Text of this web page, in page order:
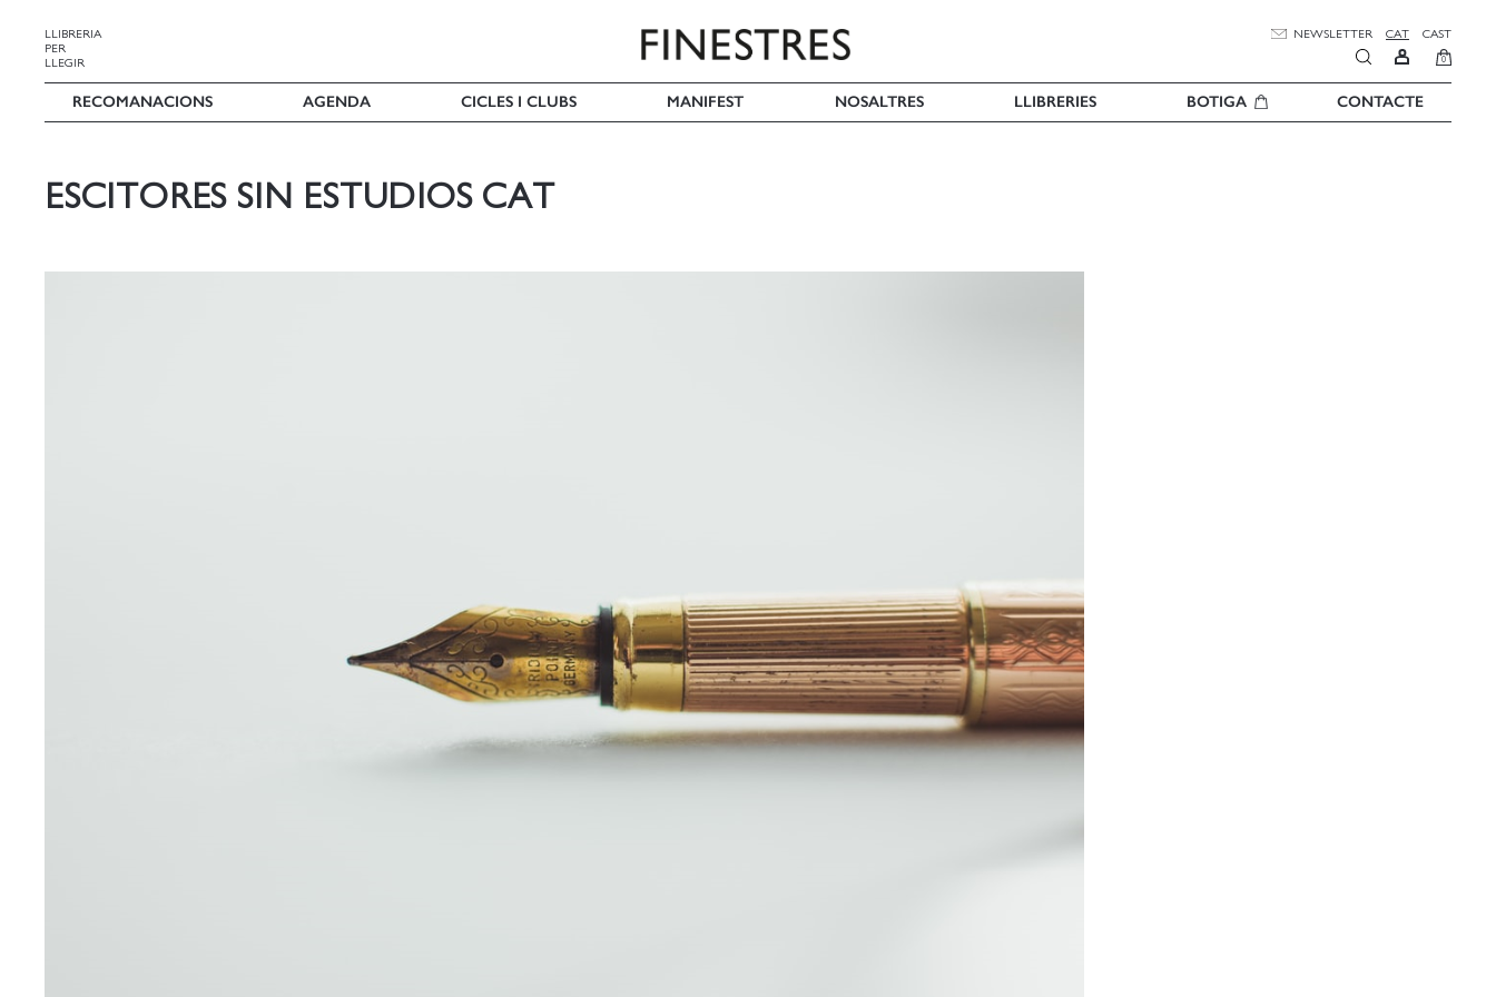
LLIBRERIA
PER
LLEGIR
NEWSLETTER CAT CAST
0
RECOMANACIONS AGENDA CICLES I CLUBS MANIFEST NOSALTRES LLIBRERIES BOTIGA CONTACTE
ESCITORES SIN ESTUDIOS CAT